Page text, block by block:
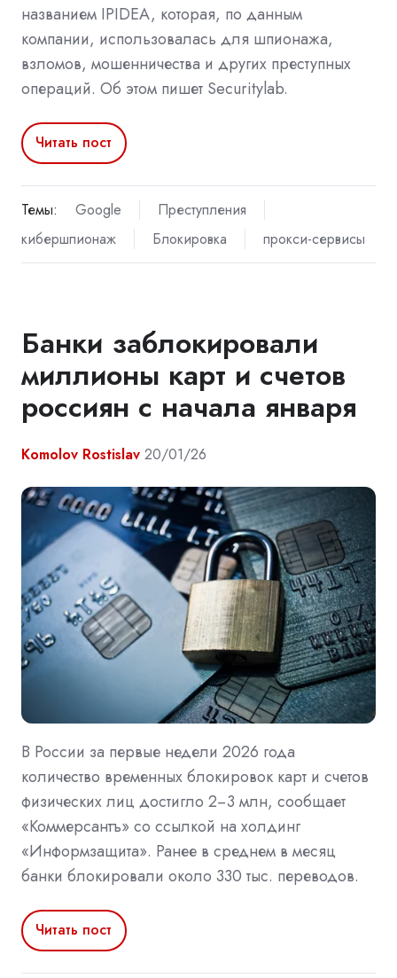
названием IPIDEA, которая, по данным
компании, использовалась для шпионажа,
взломов, мошенничества и других преступных
операций. Об этом пишет Securitylab.
Читать пост
Темы: Google
Преступления
кибершпионаж
Блокировка прокси-сервисы
Банки заблокировали
миллионы карт и счетов
россиян с начала января
Komolov Rostislav 20/01/26
В России за первые недели 2026 года
количество временных блокировок карт и счетов
физических лиц достигло 2−3 млн, сообщает
«Коммерсантъ» со ссылкой на холдинг
«Информзащита». Ранее в среднем в месяц
банки блокировали около 330 тыс. переводов.
Читать пост